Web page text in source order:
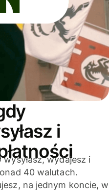
i
wydajesz i
40 walutach.
na jednym koncie, w